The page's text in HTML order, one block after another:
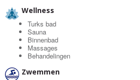
Wellness
Turks bad
Sauna
Binnenbad
Massages
Behandelingen
Zwemmen